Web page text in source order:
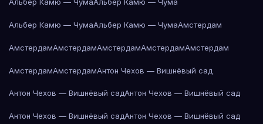
Альбер Камю — ЧумаАльбер Камю — ЧумаАмстердам
АмстердамАмстердамАмстердамАмстердамАмстердам
АмстердамАмстердамАнтон Чехов — Вишнёвый сад
Антон Чехов — Вишнёвый садАнтон Чехов — Вишнёвый сад
Антон Чехов — Вишнёвый садАнтон Чехов — Вишнёвый сад